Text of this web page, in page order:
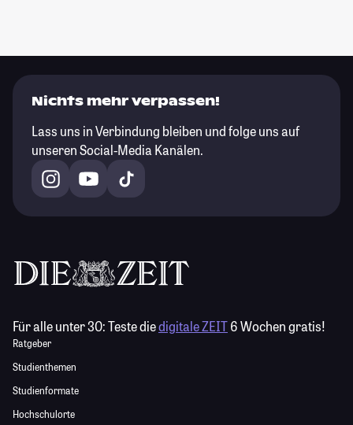
Nichts mehr verpassen!
Lass uns in Verbindung bleiben und folge uns auf
unseren Social-Media Kanälen.
Für alle unter 30:Teste diedigitale ZEIT6 Wochen gratis!
Ratgeber
Studienthemen
Studienformate
Hochschulorte